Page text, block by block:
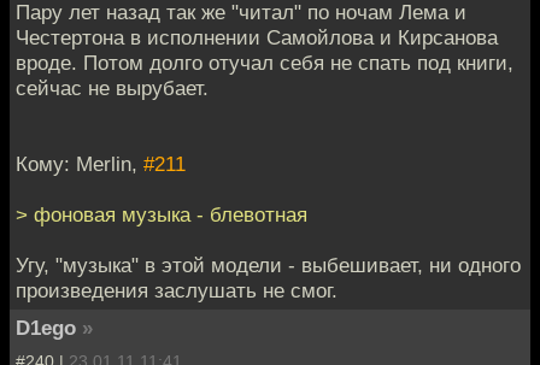
Пару лет назад так же "читал" по ночам Лема и
Честертона в исполнении Самойлова и Кирсанова
вроде. Потом долго отучал себя не спать под книги,
сейчас не вырубает.
Кому: Merlin, #211
> фоновая музыка - блевотная
Угу, "музыка" в этой модели - выбешивает, ни одного
произведения заслушать не смог.
D1ego »